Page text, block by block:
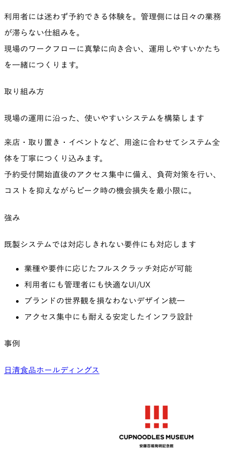
利用者には迷わず予約できる体験を。管理側には日々の業務
が滞らない仕組みを。
現場のワークフローに真摯に向き合い、運用しやすいかたち
を一緒につくります。
取り組み方
現場の運用に沿った、使いやすいシステムを構築します
来店・取り置き・イベントなど、用途に合わせてシステム全
体を丁寧につくり込みます。
予約受付開始直後のアクセス集中に備え、負荷対策を行い、
コストを抑えながらピーク時の機会損失を最小限に。
強み
既製システムでは対応しきれない要件にも対応します
業種や要件に応じたフルスクラッチ対応が可能
利用者にも管理者にも快適なUI/UX
ブランドの世界観を損なわないデザイン統一
アクセス集中にも耐える安定したインフラ設計
事例
日清食品ホールディングス